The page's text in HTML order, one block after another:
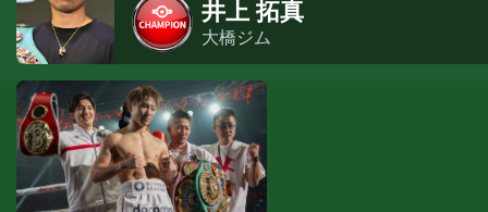
井上 拓真
大橋ジム